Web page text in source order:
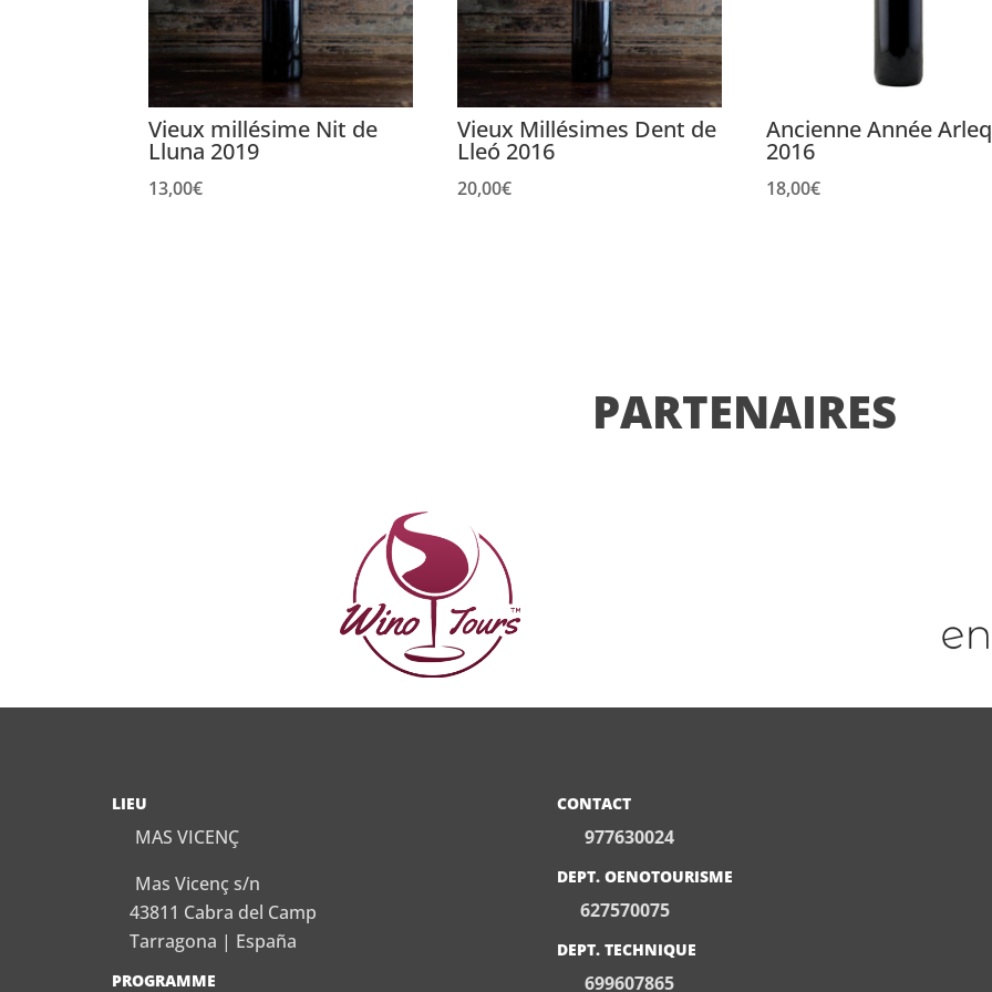
Vieux millésime Nit de
Lluna 2019
13,00€
Vieux Millésimes Dent de
Lleó 2016
20,00€
Ancienne Année
2016
18,00€
PARTENAIRES
LIEU
MAS VICENÇ
Mas Vicenç s/n
43811 Cabra del Camp
Tarragona | España
PROGRAMME
CONTACT
977630024
DEPT. OENOTOURISME
627570075
DEPT. TECHNIQUE
699607865